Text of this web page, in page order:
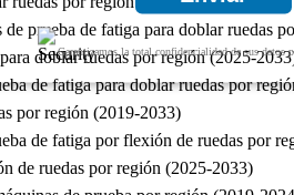
Garantizamos la total confidencialidad de sus datos
prueba de fatiga para doblar ruedas
doblar ruedas por región (2025-
de fatiga para doblar ruedas por
por región (2019-2033)
de fatiga por flexión de ruedas por
de ruedas por región (2025-2033)